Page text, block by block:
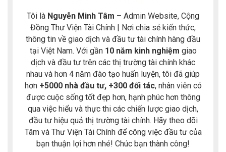
Tôi là Nguyễn Minh Tâm – Admin Website, Cộng
Đồng Thư Viện Tài Chính | Nơi chia sẻ kiến thức,
thông tin về giao dịch và đầu tư tài chính hàng đầu
tại Việt Nam. Với gần 10 năm kinh nghiệm giao
dịch và đầu tư trên các thị trường tài chính khác
nhau và hơn 4 năm đào tạo huấn luyện, tôi đã giúp
hơn +5000 nhà đầu tư, +300 đối tác, nhân viên có
được cuộc sống tốt đẹp hơn, hạnh phúc hơn thông
qua việc hiểu và thực thi các chiến lược giao dịch,
đầu tư hiệu quả thị trường tài chính. Hãy theo dõi
Tâm và Thư Viện Tài Chính để công việc đầu tư của
bạn thuận lợi hơn nhé! Chúc bạn thành công!